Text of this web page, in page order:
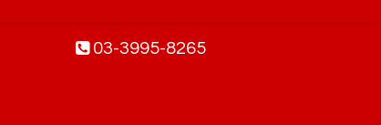
03-3995-8265